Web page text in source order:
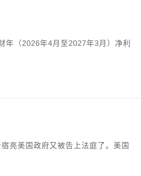
（2026年4月至2027年3月）净利
亮美国政府又被告上法庭了。美国